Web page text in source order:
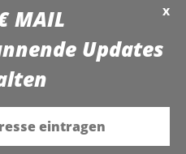
x
MAIL
Updates